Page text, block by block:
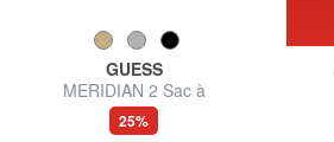
GUESS
MERIDIAN 2 Sac à
bandoulière
25%